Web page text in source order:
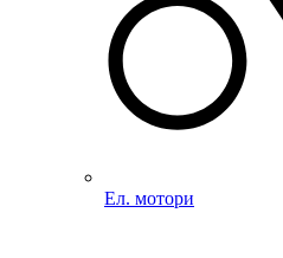
Ел. мотори